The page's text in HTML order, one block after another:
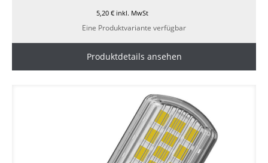
5,20 €inkl. MwSt
Eine Produktvariante verfügbar
Produktdetails ansehen